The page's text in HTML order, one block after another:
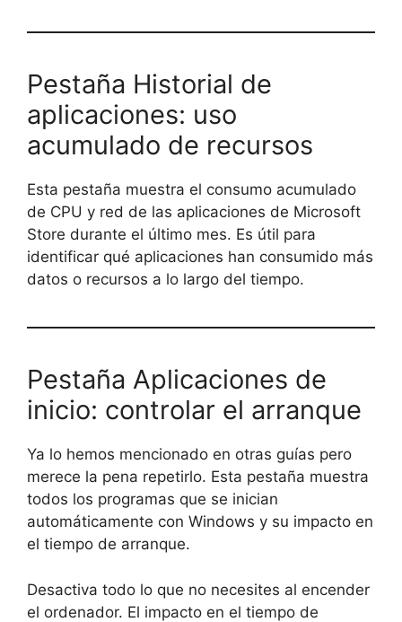
Pestaña Historial de
aplicaciones: uso
acumulado de recursos
Esta pestaña muestra el consumo acumulado
de CPU y red de las aplicaciones de Microsoft
Store durante el último mes. Es útil para
identificar qué aplicaciones han consumido más
datos o recursos a lo largo del tiempo.
Pestaña Aplicaciones de
inicio: controlar el arranque
Ya lo hemos mencionado en otras guías pero
merece la pena repetirlo. Esta pestaña muestra
todos los programas que se inician
automáticamente con Windows y su impacto en
el tiempo de arranque.
Desactiva todo lo que no necesites al encender
el ordenador. El impacto en el tiempo de